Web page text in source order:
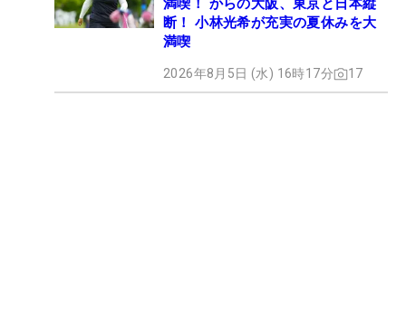
満喫！ からの大阪、東京と日本縦
断！ 小林光希が充実の夏休みを大
満喫
2026年8月5日 (水) 16時17分 17